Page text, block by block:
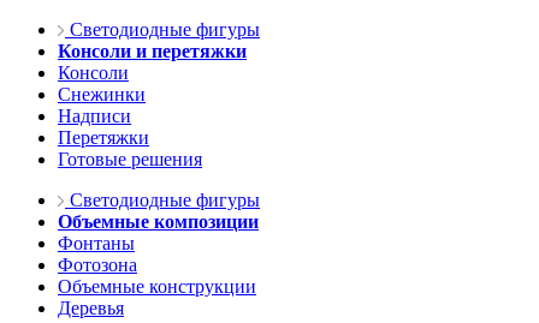
Светодиодные фигуры
Консоли и перетяжки
Консоли
Снежинки
Надписи
Перетяжки
Готовые решения
Светодиодные фигуры
Объемные композиции
Фонтаны
Фотозона
Объемные конструкции
Деревья